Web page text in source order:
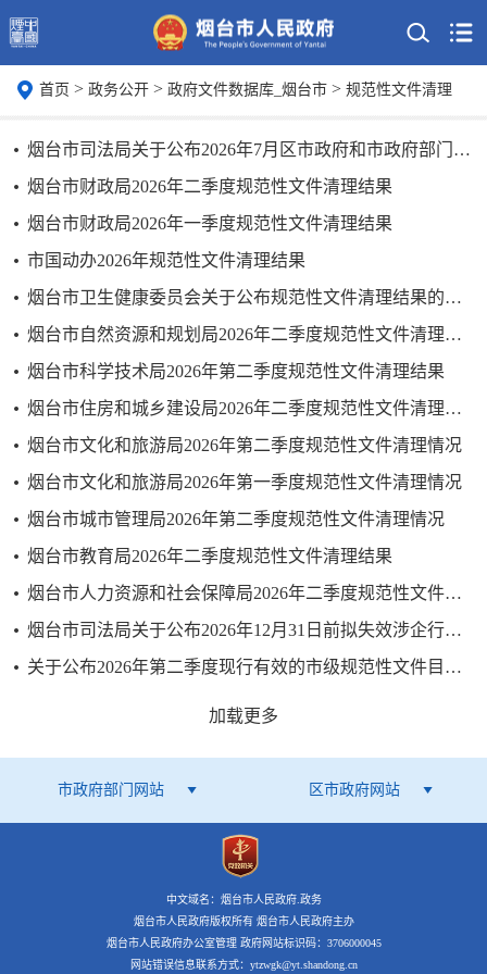
首页 > 政务公开 > 政府文件数据库_烟台市 > 规范性文件清理
烟台市司法局关于公布2026年7月区市政府和市政府部门行政规范性文件备案目录的公告
烟台市财政局2026年二季度规范性文件清理结果
烟台市财政局2026年一季度规范性文件清理结果
市国动办2026年规范性文件清理结果
烟台市卫生健康委员会关于公布规范性文件清理结果的通知（2026年第二季度）
烟台市自然资源和规划局2026年二季度规范性文件清理结果
烟台市科学技术局2026年第二季度规范性文件清理结果
烟台市住房和城乡建设局2026年二季度规范性文件清理结果
烟台市文化和旅游局2026年第二季度规范性文件清理情况
烟台市文化和旅游局2026年第一季度规范性文件清理情况
烟台市城市管理局2026年第二季度规范性文件清理情况
烟台市教育局2026年二季​​度规范性文件清理结果
烟台市人力资源和社会保障局2026年二季度规范性文件清理结果
烟台市司法局关于公布2026年12月31日前拟失效涉企行政规范性文件目录的通知
关于公布2026年第二季度现行有效的市级规范性文件目录的通知
加载更多
市政府部门网站 区市政府网站
中文域名：烟台市人民政府.政务
烟台市人民政府版权所有 烟台市人民政府主办
烟台市人民政府办公室管理 政府网站标识码：3706000045
网站错误信息联系方式：ytzwgk@yt.shandong.cn